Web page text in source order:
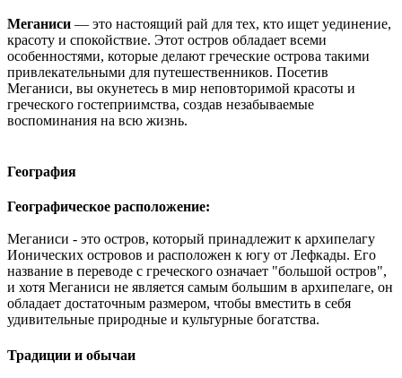
Меганиси — это настоящий рай для тех, кто ищет уединение,
красоту и спокойствие. Этот остров обладает всеми
особенностями, которые делают греческие острова такими
привлекательными для путешественников. Посетив
Меганиси, вы окунетесь в мир неповторимой красоты и
греческого гостеприимства, создав незабываемые
воспоминания на всю жизнь.
География
Географическое расположение:
Меганиси - это остров, который принадлежит к архипелагу
Ионических островов и расположен к югу от Лефкады. Его
название в переводе с греческого означает "большой остров",
и хотя Меганиси не является самым большим в архипелаге, он
обладает достаточным размером, чтобы вместить в себя
удивительные природные и культурные богатства.
Традиции и обычаи